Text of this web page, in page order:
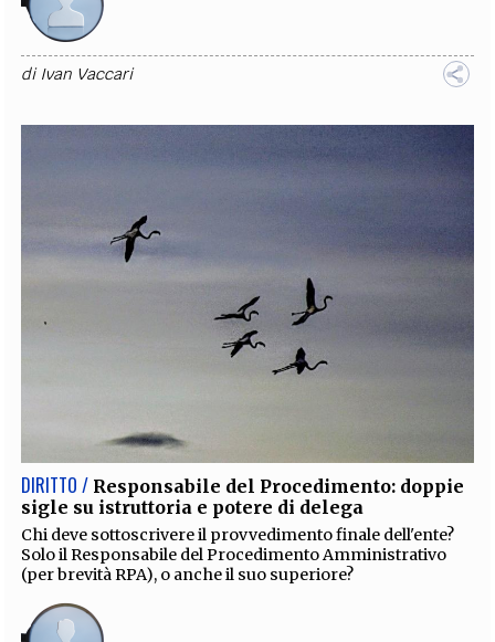
di Ivan Vaccari
DIRITTO / Responsabile del Procedimento: doppie
sigle su istruttoria e potere di delega
Chi deve sottoscrivere il provvedimento finale dell'ente?
Solo il Responsabile del Procedimento Amministrativo
(per brevità RPA), o anche il suo superiore?